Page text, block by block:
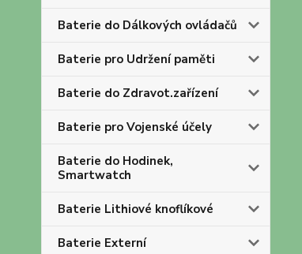
Baterie do Dálkových ovládačů
Baterie pro Udržení paměti
Baterie do Zdravot.zařízení
Baterie pro Vojenské účely
Baterie do Hodinek,
Smartwatch
Baterie Lithiové knoflíkové
Baterie Externí